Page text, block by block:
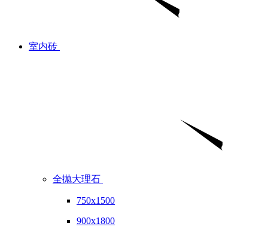
室内砖
全抛大理石
750x1500
900x1800